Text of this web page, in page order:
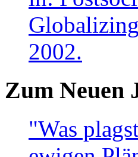
2002.
Zum Neuen
"Was